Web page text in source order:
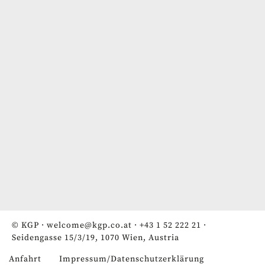
© KGP · welcome@kgp.co.at · +43 1 52 222 21 ·
Seidengasse 15/3/19, 1070 Wien, Austria
Anfahrt Impressum/Datenschutzerklärung